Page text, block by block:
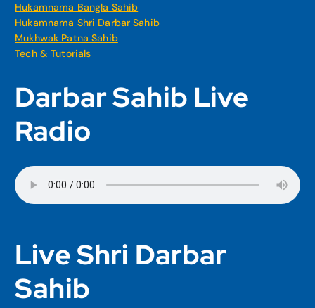
Hukamnama Bangla Sahib
Hukamnama Shri Darbar Sahib
Mukhwak Patna Sahib
Tech & Tutorials
Darbar Sahib Live
Radio
Live Shri Darbar
Sahib